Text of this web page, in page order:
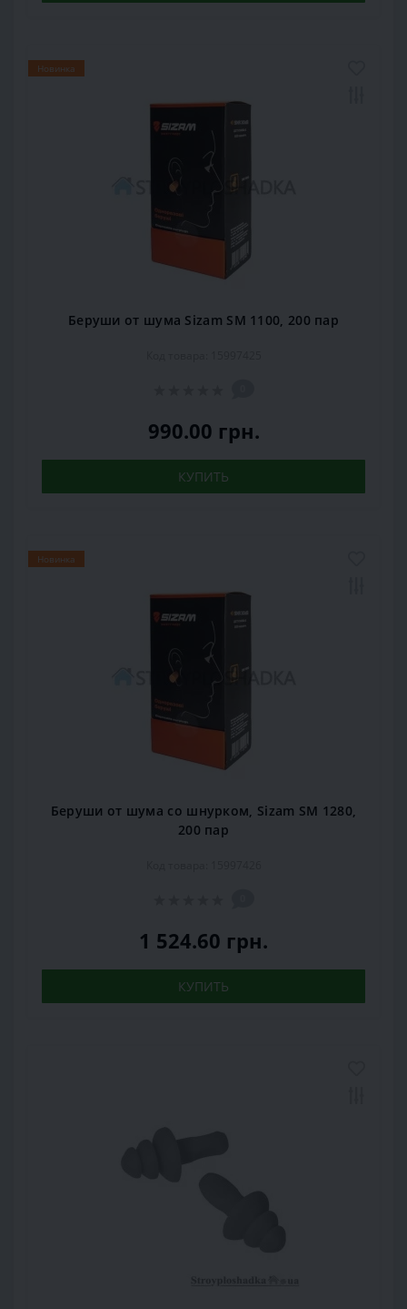
Новинка
Беруши от шума Sizam SM 1100, 200 пар
990.00 грн.
КУПИТЬ
Новинка
Беруши от шума со шнурком, Sizam SM 1280,
200 пар
1 524.60 грн.
КУПИТЬ